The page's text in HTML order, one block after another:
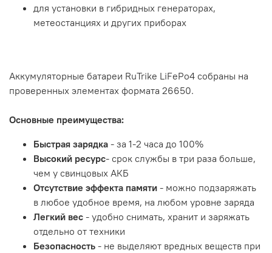
для установки в гибридных генераторах,
метеостанциях и других приборах
Аккумуляторные батареи RuTrike LiFePo4 собраны на
проверенных элементах формата 26650.
Основные преимущества:
Быстрая зарядка - за 1-2 часа до 100%
Высокий ресурс- срок службы в три раза больше,
чем у свинцовых АКБ
Отсутствие эффекта памяти - можно подзаряжать
в любое удобное время, на любом уровне заряда
Легкий вес - удобно снимать, хранит и заряжать
отдельно от техники
Безопасность - не выделяют вредных веществ при